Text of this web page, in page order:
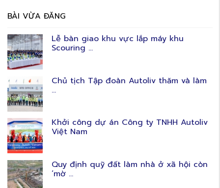
BÀI VỪA ĐĂNG
Lễ bàn giao khu vực lắp máy khu
Scouring ...
Chủ tịch Tập đoàn Autoliv thăm và làm
...
Khởi công dự án Công ty TNHH Autoliv
Việt Nam
Quy định quỹ đất làm nhà ở xã hội còn
‘mờ ...